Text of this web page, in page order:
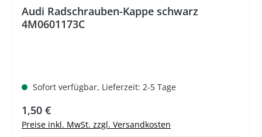
Audi Radschrauben-Kappe schwarz
4M0601173C
Sofort verfügbar, Lieferzeit: 2-5 Tage
Regulärer Preis:
1,50 €
Preise inkl. MwSt. zzgl. Versandkosten